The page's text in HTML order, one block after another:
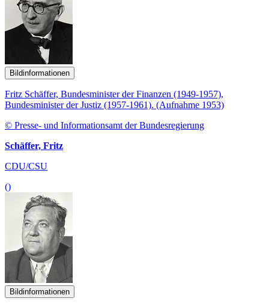
Bildinformationen
Fritz Schäffer, Bundesminister der Finanzen (1949-1957),
Bundesminister der Justiz (1957-1961). (Aufnahme 1953)
© Presse- und Informationsamt der Bundesregierung
Schäffer, Fritz
CDU/CSU
()
Bildinformationen